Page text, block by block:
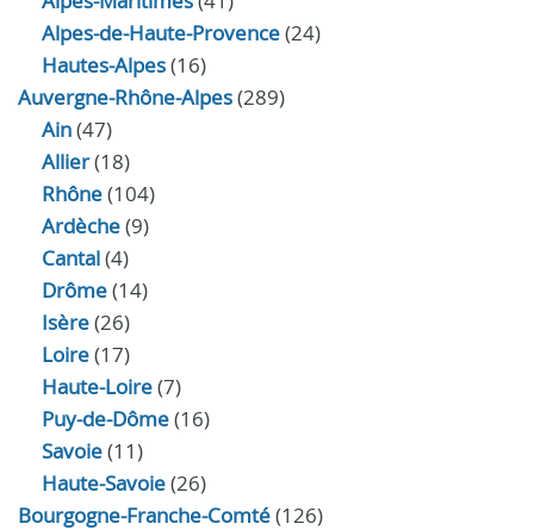
Alpes-de-Haute-Provence(24)
Hautes-Alpes(16)
Auvergne-Rhône-Alpes(289)
Ain(47)
Allier(18)
Rhône(104)
Ardèche(9)
Cantal(4)
Drôme(14)
Isère(26)
Loire(17)
Haute-Loire(7)
Puy-de-Dôme(16)
Savoie(11)
Haute-Savoie(26)
Bourgogne-Franche-Comté(126)